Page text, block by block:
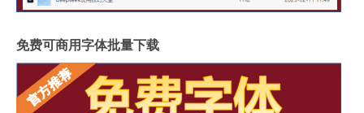
免费可商用字体批量下载